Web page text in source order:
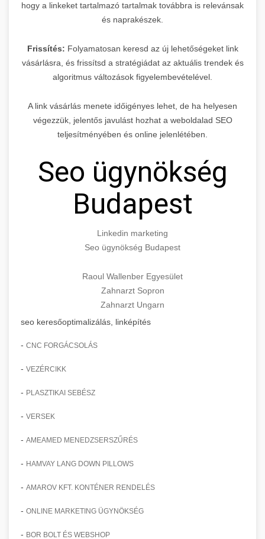
hogy a linkeket tartalmazó tartalmak továbbra is relevánsak
és naprakészek.
Frissítés: Folyamatosan keresd az új lehetőségeket link
vásárlásra, és frissítsd a stratégiádat az aktuális trendek és
algoritmus változások figyelembevételével.
A link vásárlás menete időigényes lehet, de ha helyesen
végezzük, jelentős javulást hozhat a weboldalad SEO
teljesítményében és online jelenlétében.
Seo ügynökség
Budapest
Linkedin marketing
Seo ügynökség Budapest
Raoul Wallenber Egyesület
Zahnarzt Sopron
Zahnarzt Ungarn
seo keresőoptimalizálás, linképítés
- CNC FORGÁCSOLÁS
- VEZÉRCIKK
- PLASZTIKAI SEBÉSZ
- VERSEK
- AMEAMED MENEDZSERSZŰRÉS
- HAMVAY LANG DOWN PILLOWS
- AMAROV KFT. KONTÉNER RENDELÉS
- ONLINE MARKETING ÜGYNÖKSÉG
- BOR BOLT ÉS WEBSHOP